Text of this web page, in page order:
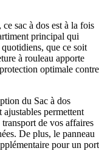
sac à dos est à la fois
principal qui
que ce soit
à rouleau apporte
optimale contre
du Sac à dos
permettent
de vos affaires
De plus, le panneau
pour un port